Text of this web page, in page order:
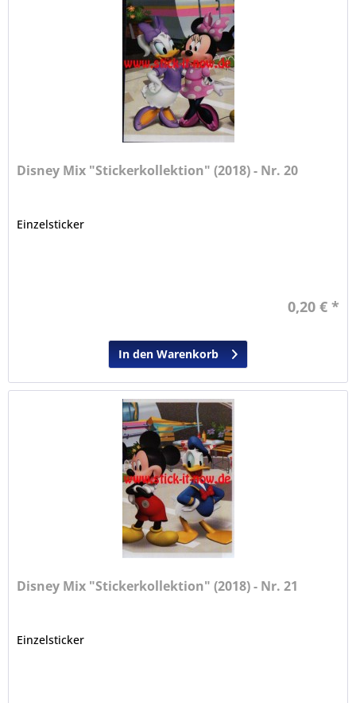
Disney Mix "Stickerkollektion" (2018) - Nr. 20
Einzelsticker
0,20 € *
In den Warenkorb
Disney Mix "Stickerkollektion" (2018) - Nr. 21
Einzelsticker